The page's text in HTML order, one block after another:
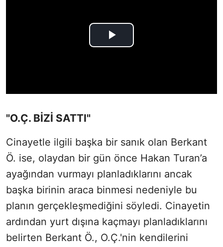
"O.Ç. BİZİ SATTI"
Cinayetle ilgili başka bir sanık olan Berkant
Ö. ise, olaydan bir gün önce Hakan Turan’a
ayağından vurmayı planladıklarını ancak
başka birinin araca binmesi nedeniyle bu
planın gerçekleşmediğini söyledi. Cinayetin
ardından yurt dışına kaçmayı planladıklarını
belirten Berkant Ö., O.Ç.'nin kendilerini